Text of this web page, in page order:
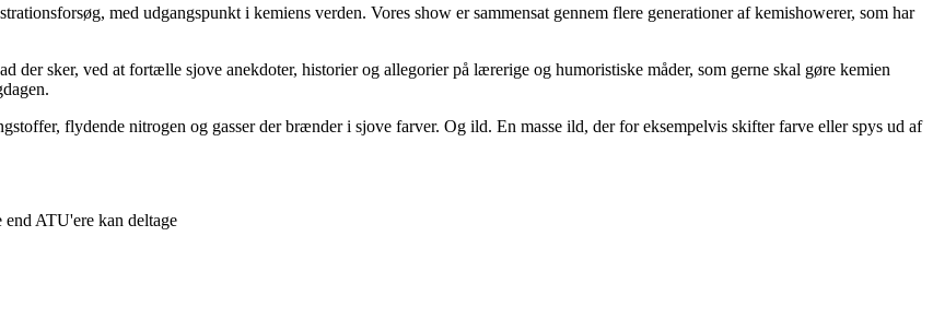
med udgangspunkt i kemiens verden. Vores show er sammensat gennem flere generationer af kemishowerer, som har
der sker, ved at fortælle sjove anekdoter, historier og allegorier på lærerige og humoristiske måder, som gerne skal gøre kemien
flydende nitrogen og gasser der brænder i sjove farver. Og ild. En masse ild, der for eksempelvis skifter farve eller spys ud af
ATU'ere kan deltage